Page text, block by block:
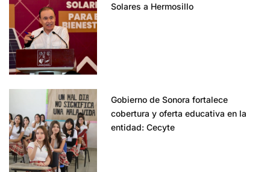
Solares a Hermosillo
Gobierno de Sonora fortalece
cobertura y oferta educativa en la
entidad: Cecyte